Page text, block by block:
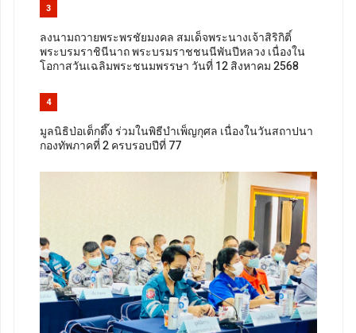
3
ลงนามถวายพระพรชัยมงคล สมเด็จพระนางเจ้าสิริกิติ์
พระบรมราชินีนาถ พระบรมราชชนนีพันปีหลวง เนื่องใน
โอกาสวันเฉลิมพระชนมพรรษา วันที่ 12 สิงหาคม 2568
4
มูลนิธิป่อเต็กตึ๊ง ร่วมในพิธีบำเพ็ญกุศล เนื่องในวันสถาปนา
กองทัพภาคที่ 2 ครบรอบปีที่ 77